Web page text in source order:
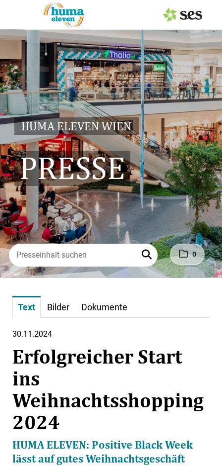
0
HUMA ELEVEN WIEN
PRESSE
PRESSEAUSSENDUNGEN
Center & Marken
Services
Events
MEDIAGALERIE
PRESSEKONTAKT
Text Bilder Dokumente
30.11.2024
Erfolgreicher Start
ins
Weihnachtsshopping
2024
HUMA ELEVEN: Positive Black Week
lässt auf gutes Weihnachtsgeschäft